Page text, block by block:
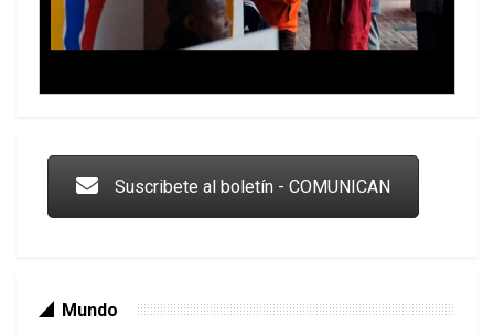
Suscribete al boletín - COMUNICAN
Mundo